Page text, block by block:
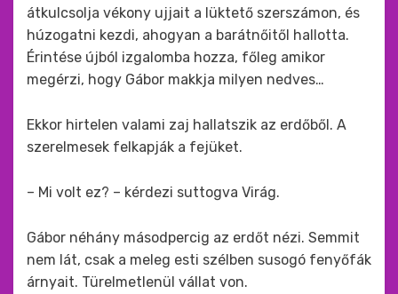
átkulcsolja vékony ujjait a lüktető szerszámon, és
húzogatni kezdi, ahogyan a barátnőitől hallotta.
Érintése újból izgalomba hozza, főleg amikor
megérzi, hogy Gábor makkja milyen nedves…
Ekkor hirtelen valami zaj hallatszik az erdőből. A
szerelmesek felkapják a fejüket.
– Mi volt ez? – kérdezi suttogva Virág.
Gábor néhány másodpercig az erdőt nézi. Semmit
nem lát, csak a meleg esti szélben susogó fenyőfák
árnyait. Türelmetlenül vállat von.